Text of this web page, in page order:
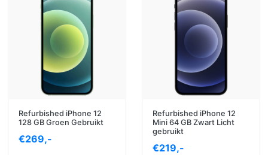
Refurbished iPhone 12
128 GB Groen Gebruikt
€269,-
Refurbished iPhone 12
Mini 64 GB Zwart Licht
gebruikt
€219,-